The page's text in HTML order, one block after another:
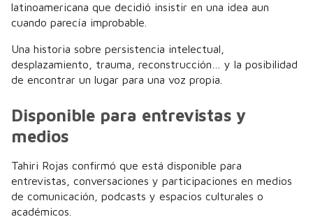
latinoamericana que decidió insistir en una idea aun
cuando parecía improbable.
Una historia sobre persistencia intelectual,
desplazamiento, trauma, reconstrucción… y la posibilidad
de encontrar un lugar para una voz propia.
Disponible para entrevistas y
medios
Tahiri Rojas confirmó que está disponible para
entrevistas, conversaciones y participaciones en medios
de comunicación, podcasts y espacios culturales o
académicos.